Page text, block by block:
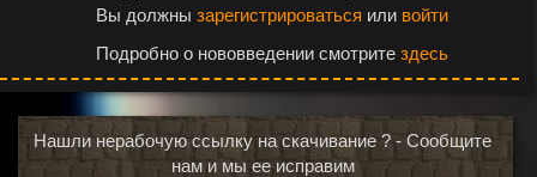
Вы должны зарегистрироваться или войти
Подробно о нововведении смотрите здесь
Нашли нерабочую ссылку на скачивание ? - Сообщите
нам и мы ее исправим